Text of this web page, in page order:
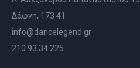
Δάφνη, 173 41
info@dancelegend.gr
210 93 34 225